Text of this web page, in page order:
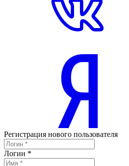
Регистрация нового пользователя
Логин *